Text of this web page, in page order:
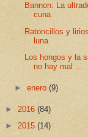
Bannon: La
cuna
Ratoncillos y
luna
Los hongos y la
no hay mal ...
►enero(9)
► 2016 (84)
► 2015 (14)